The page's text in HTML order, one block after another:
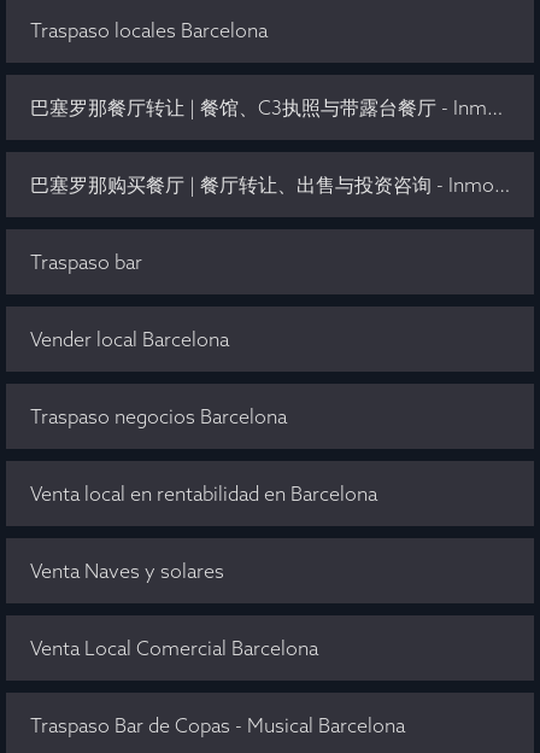
Traspaso locales Barcelona
巴塞罗那餐厅转让 | 餐馆、C3执照与带露台餐厅 - Inmo Olaya
巴塞罗那购买餐厅 | 餐厅转让、出售与投资咨询 - Inmo Olaya
Traspaso bar
Vender local Barcelona
Traspaso negocios Barcelona
Venta local en rentabilidad en Barcelona
Venta Naves y solares
Venta Local Comercial Barcelona
Traspaso Bar de Copas - Musical Barcelona